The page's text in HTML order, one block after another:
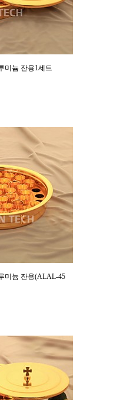
미늄 잔용1세트
미늄 잔용(ALAL-45